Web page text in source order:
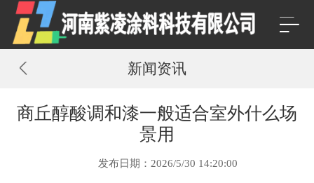
新闻资讯
商丘醇酸调和漆一般适合室外什么场
景用
发布日期：2026/5/30 14:20:00